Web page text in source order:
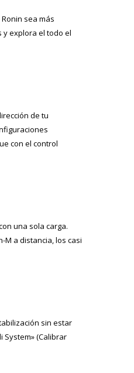
sea más
y explora el todo el
de tu
con el control
una sola carga.
a distancia, los casi
sin estar
System» (Calibrar